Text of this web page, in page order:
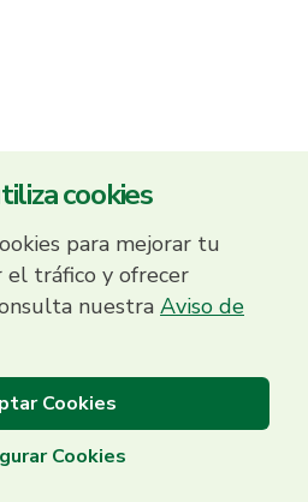
cookies
para mejorar tu
el tráfico y ofrecer
nuestra Aviso de
Cookies
Cookies